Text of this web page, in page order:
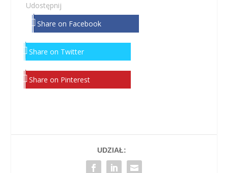
Udostępnij
Share on Facebook
Share on Twitter
Share on Pinterest
UDZIAŁ: